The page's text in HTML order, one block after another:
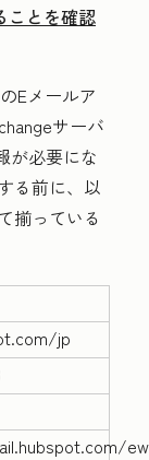
ことを確認
Eメールア
サーバ
が必要にな
る前に、以
揃っている
jp